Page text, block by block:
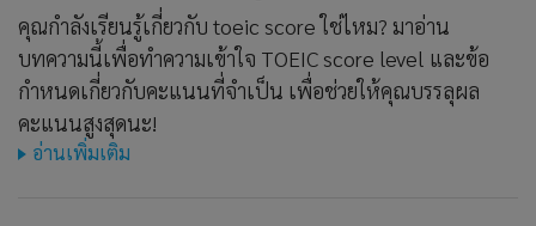
คุณกำลังเรียนรู้เกี่ยวกับ toeic score ใช่ไหม? มาอ่าน
บทความนี้เพื่อทำความเข้าใจ TOEIC score level และข้อ
กำหนดเกี่ยวกับคะแนนที่จำเป็น เพื่อช่วยให้คุณบรรลุผล
คะแนนสูงสุดนะ!
อ่านเพิ่มเติม